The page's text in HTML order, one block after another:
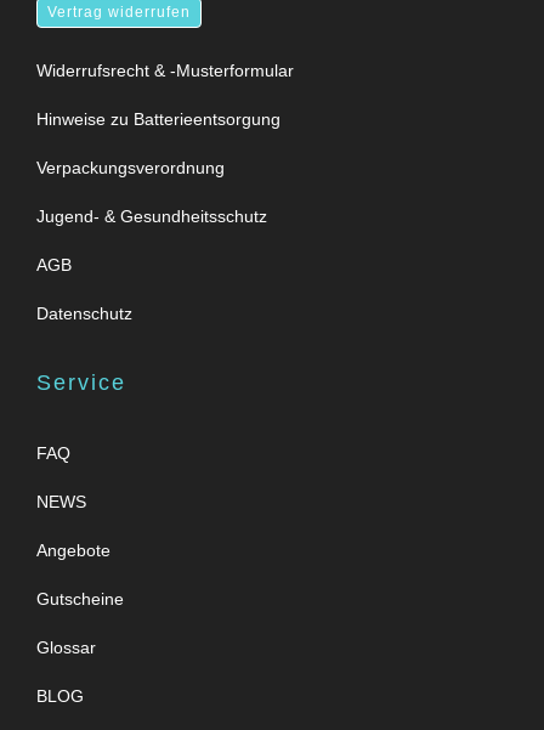
Vertrag widerrufen
Widerrufsrecht & -Musterformular
Hinweise zu Batterieentsorgung
Verpackungsverordnung
Jugend- & Gesundheitsschutz
AGB
Datenschutz
Service
FAQ
NEWS
Angebote
Gutscheine
Glossar
BLOG